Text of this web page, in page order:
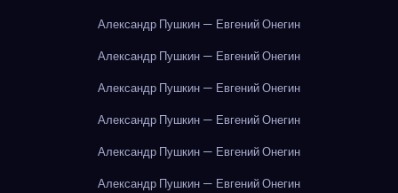
Александр Пушкин — Евгений Онегин
Александр Пушкин — Евгений Онегин
Александр Пушкин — Евгений Онегин
Александр Пушкин — Евгений Онегин
Александр Пушкин — Евгений Онегин
Александр Пушкин — Евгений Онегин